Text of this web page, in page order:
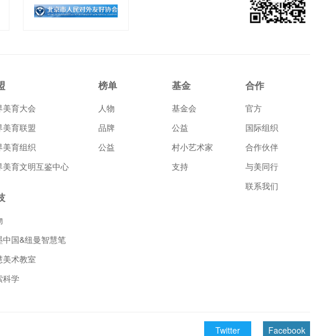
美育大会
美育联盟
美育组织
美育文明互鉴中心
中国&纽曼智慧笔
美术教室
科学
榜单
人物
品牌
公益
基金
基金会
公益
村小艺术家
支持
合作
官方
国际组织
合作伙伴
与美同行
联系我们
Twitter Facebook